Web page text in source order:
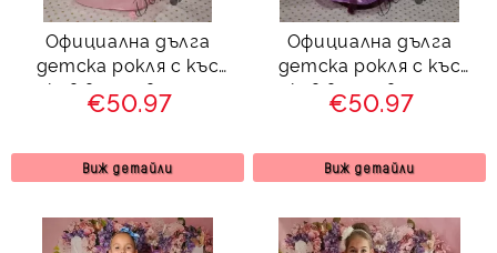
Официална дълга
детска рокля с къс
ръкав в розово с тюл
288РЖД
€50.97
Виж детайли
Официална дълга
детска рокля с къс
ръкав в лилаво с тюл
288СЛЖД
€50.97
Виж детайли